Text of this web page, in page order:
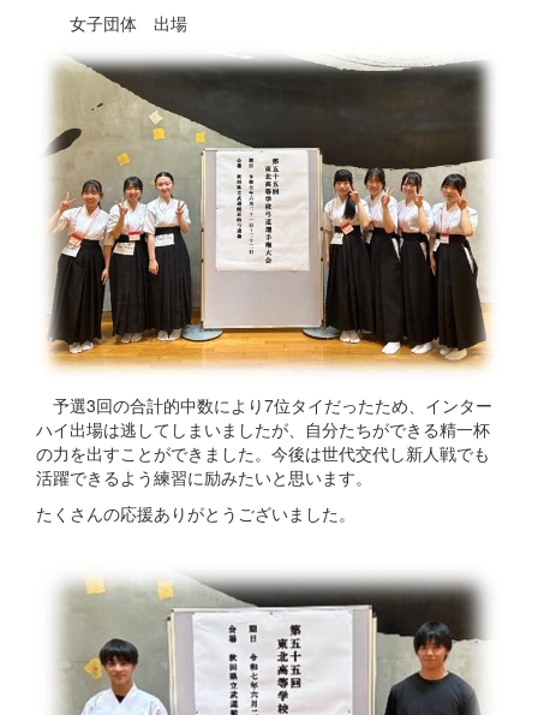
女子団体 出場
予選3回の合計的中数により7位タイだったため、インター
ハイ出場は逃してしまいましたが、自分たちができる精一杯
の力を出すことができました。今後は世代交代し新人戦でも
活躍できるよう練習に励みたいと思います。
たくさんの応援ありがとうございました。